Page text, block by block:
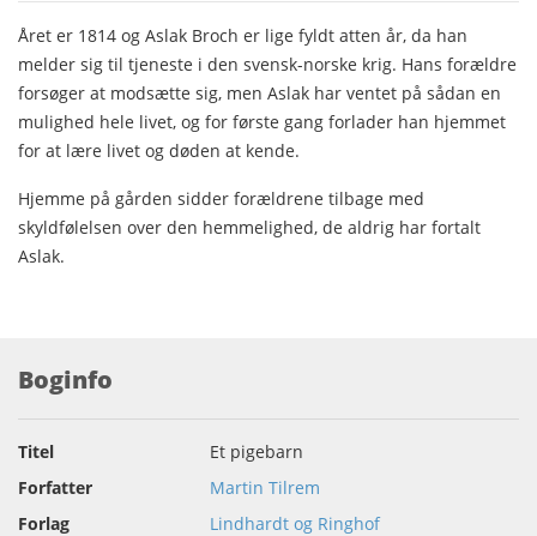
Året er 1814 og Aslak Broch er lige fyldt atten år, da han
melder sig til tjeneste i den svensk-norske krig. Hans forældre
forsøger at modsætte sig, men Aslak har ventet på sådan en
mulighed hele livet, og for første gang forlader han hjemmet
for at lære livet og døden at kende.
Hjemme på gården sidder forældrene tilbage med
skyldfølelsen over den hemmelighed, de aldrig har fortalt
Aslak.
Boginfo
Titel
Et pigebarn
Forfatter
Martin Tilrem
Forlag
Lindhardt og Ringhof